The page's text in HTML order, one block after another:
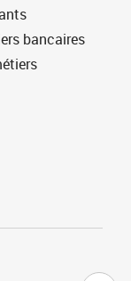
bancaires